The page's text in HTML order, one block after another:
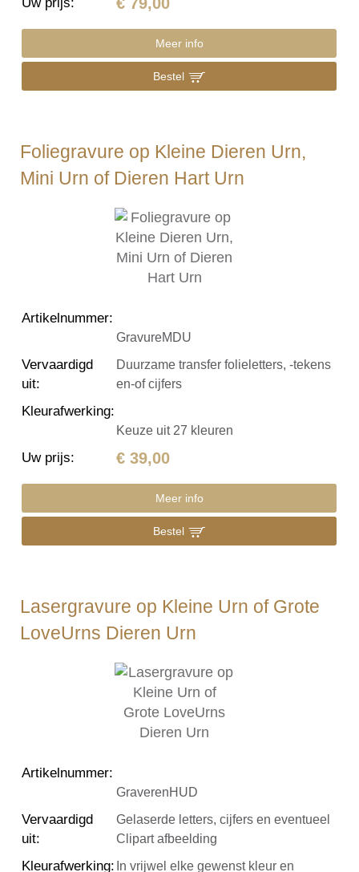
Meer info
Bestel
Foliegravure op Kleine Dieren Urn,
Mini Urn of Dieren Hart Urn
Artikelnummer:
GravureMDU
Vervaardigd
uit:
Duurzame transfer folieletters, -tekens
en-of cijfers
Kleurafwerking:
Keuze uit 27 kleuren
Uw prijs: € 39,00
Meer info
Bestel
Lasergravure op Kleine Urn of Grote
LoveUrns Dieren Urn
Artikelnummer:
GraverenHUD
Vervaardigd
uit:
Gelaserde letters, cijfers en eventueel
Clipart afbeelding
Kleurafwerking: In vrijwel elke gewenst kleur en